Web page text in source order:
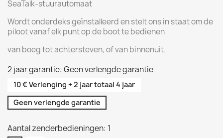
SeaTalk-stuurautomaat
Wordt onderdeks geïnstalleerd en stelt ons in staat om de
piloot vanaf elk punt op de boot te bedienen
van boeg tot achtersteven, of van binnenuit.
2 jaar garantie: Geen verlengde garantie
10 € Verlenging + 2 jaar totaal 4 jaar
Geen verlengde garantie
Aantal zenderbedieningen: 1